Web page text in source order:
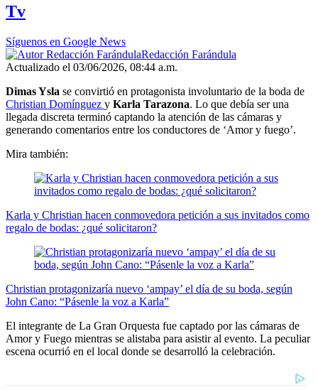
Tv
Síguenos en Google News
Redacción Farándula
Actualizado el 03/06/2026, 08:44 a.m.
Dimas Ysla se convirtió en protagonista involuntario de la boda de
Christian Domínguez y Karla Tarazona. Lo que debía ser una
llegada discreta terminó captando la atención de las cámaras y
generando comentarios entre los conductores de ‘Amor y fuego’.
Mira también:
Karla y Christian hacen conmovedora petición a sus invitados como
regalo de bodas: ¿qué solicitaron?
Christian protagonizaría nuevo ‘ampay’ el día de su boda, según
John Cano: “Pásenle la voz a Karla”
El integrante de La Gran Orquesta fue captado por las cámaras de
Amor y Fuego mientras se alistaba para asistir al evento. La peculiar
escena ocurrió en el local donde se desarrolló la celebración.